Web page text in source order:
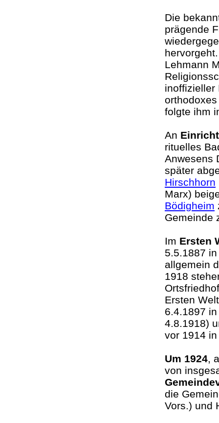
Die
prägende
Lehmann
inoffizieller
folgte ihm
An
rituelles
Anwesens
später
Hirschhorn
Marx)
Bödigheim
Gemeinde
Im Ersten
5.5.1887
allgemein
1918
Ersten
6.4.1897
4.8.1918)
vor 1914
Um 1924,
von
die
Vors.) und